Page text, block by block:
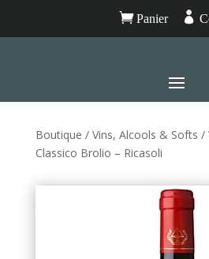
Panier 
Boutique / Vins, Alcools & Softs /
Classico Brolio – Ricasoli